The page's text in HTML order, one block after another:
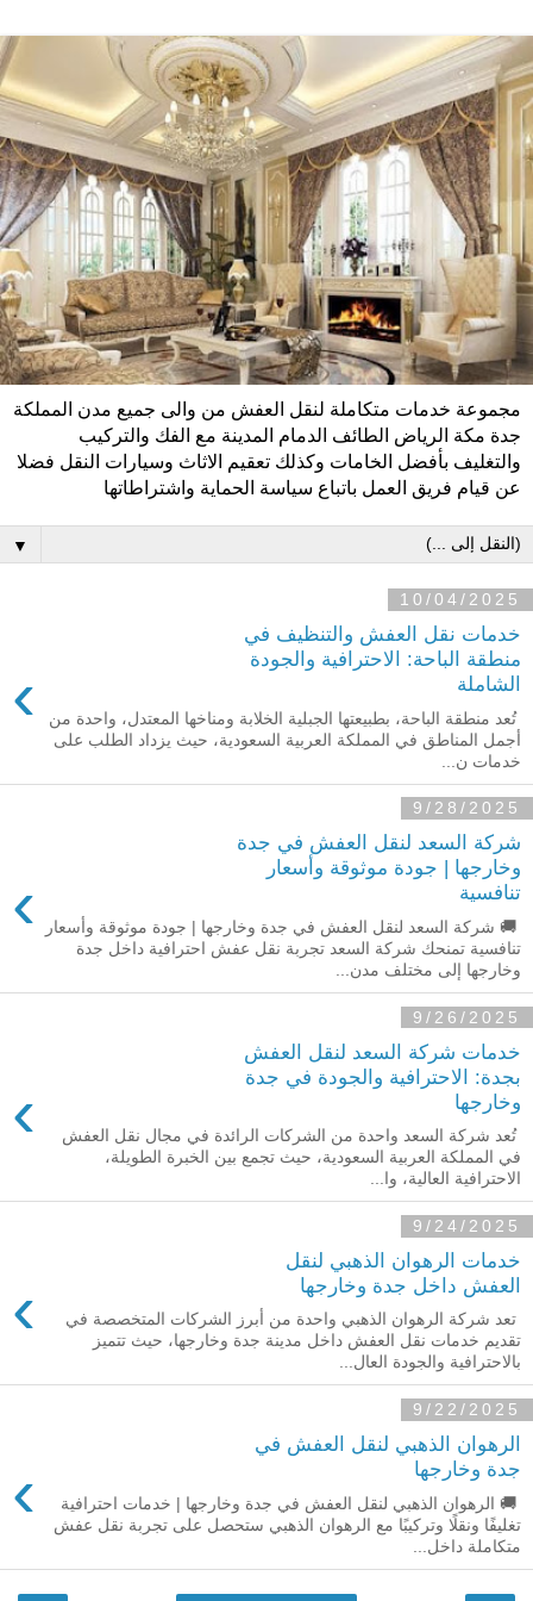
مجموعة خدمات متكاملة لنقل العفش من والى جميع مدن المملكة
جدة مكة الرياض الطائف الدمام المدينة مع الفك والتركيب
والتغليف بأفضل الخامات وكذلك تعقيم الاثاث وسيارات النقل فضلا
عن قيام فريق العمل باتباع سياسة الحماية واشتراطاتها
▼
10/04/2025
خدمات نقل العفش والتنظيف في
منطقة الباحة: الاحترافية والجودة
الشاملة
›
تُعد منطقة الباحة، بطبيعتها الجبلية الخلابة ومناخها المعتدل، واحدة من
أجمل المناطق في المملكة العربية السعودية، حيث يزداد الطلب على
خدمات ن...
9/28/2025
شركة السعد لنقل العفش في جدة
وخارجها | جودة موثوقة وأسعار
تنافسية
›
🚚 شركة السعد لنقل العفش في جدة وخارجها | جودة موثوقة وأسعار
تنافسية تمنحك شركة السعد تجربة نقل عفش احترافية داخل جدة
وخارجها إلى مختلف مدن...
9/26/2025
خدمات شركة السعد لنقل العفش
بجدة: الاحترافية والجودة في جدة
وخارجها
›
تُعد شركة السعد واحدة من الشركات الرائدة في مجال نقل العفش
في المملكة العربية السعودية، حيث تجمع بين الخبرة الطويلة،
الاحترافية العالية، وا...
9/24/2025
خدمات الرهوان الذهبي لنقل
العفش داخل جدة وخارجها
›
تعد شركة الرهوان الذهبي واحدة من أبرز الشركات المتخصصة في
تقديم خدمات نقل العفش داخل مدينة جدة وخارجها، حيث تتميز
بالاحترافية والجودة العال...
9/22/2025
الرهوان الذهبي لنقل العفش في
جدة وخارجها
›
🚚 الرهوان الذهبي لنقل العفش في جدة وخارجها | خدمات احترافية
تغليفًا ونقلًا وتركيبًا مع الرهوان الذهبي ستحصل على تجربة نقل عفش
متكاملة داخل...